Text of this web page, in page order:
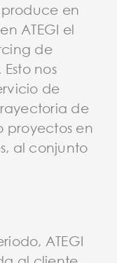
en
ATEGI el
de
nos
de
de
proyectos en
al conjunto
ATEGI